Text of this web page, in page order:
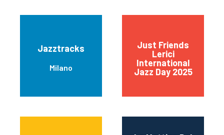
Jazztracks
Milano
Just Friends
Lerici
International
Jazz Day 2025